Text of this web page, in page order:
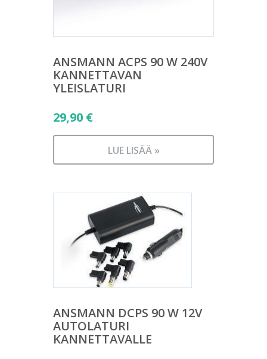
ANSMANN ACPS 90 W 240V
KANNETTAVAN
YLEISLATURI
29,90 €
LUE LISÄÄ »
ANSMANN DCPS 90 W 12V
AUTOLATURI
KANNETTAVALLE